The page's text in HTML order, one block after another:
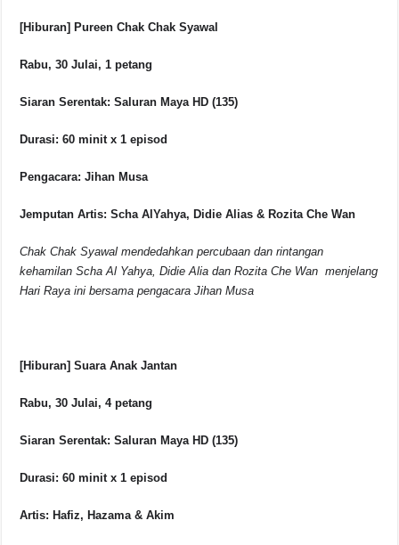
[Hiburan] Pureen Chak Chak Syawal
Rabu, 30 Julai, 1 petang
Siaran Serentak: Saluran Maya HD (135)
Durasi: 60 minit x 1 episod
Pengacara: Jihan Musa
Jemputan Artis: Scha AlYahya, Didie Alias & Rozita Che Wan
Chak Chak Syawal mendedahkan percubaan dan rintangan
kehamilan Scha Al Yahya, Didie Alia dan Rozita Che Wan menjelang
Hari Raya ini bersama pengacara Jihan Musa
[Hiburan] Suara Anak Jantan
Rabu, 30 Julai, 4 petang
Siaran Serentak: Saluran Maya HD (135)
Durasi: 60 minit x 1 episod
Artis: Hafiz, Hazama & Akim